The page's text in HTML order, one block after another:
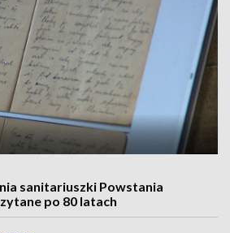
sanitariuszki Powstania
po 80 latach